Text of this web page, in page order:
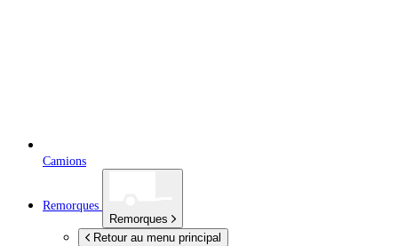
Camions
Remorques
Remorques
Retour au menu principal